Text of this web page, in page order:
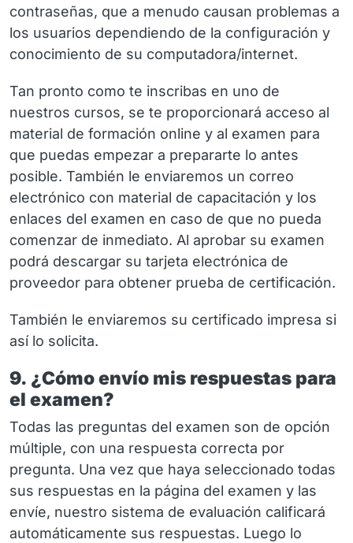
contraseñas, que a menudo causan problemas a
los usuarios dependiendo de la configuración y
conocimiento de su computadora/internet.
Tan pronto como te inscribas en uno de
nuestros cursos, se te proporcionará acceso al
material de formación online y al examen para
que puedas empezar a prepararte lo antes
posible. También le enviaremos un correo
electrónico con material de capacitación y los
enlaces del examen en caso de que no pueda
comenzar de inmediato. Al aprobar su examen
podrá descargar su tarjeta electrónica de
proveedor para obtener prueba de certificación.
También le enviaremos su certificado impresa si
así lo solicita.
9. ¿Cómo envío mis respuestas para
el examen?
Todas las preguntas del examen son de opción
múltiple, con una respuesta correcta por
pregunta. Una vez que haya seleccionado todas
sus respuestas en la página del examen y las
envíe, nuestro sistema de evaluación calificará
automáticamente sus respuestas. Luego lo